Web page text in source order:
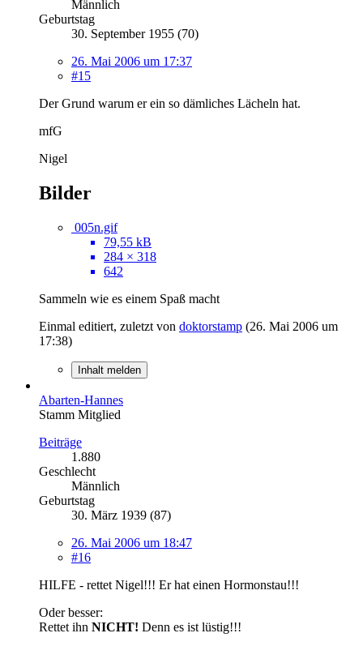
Männlich
Geburtstag
30. September 1955 (70)
26. Mai 2006 um 17:37
#15
Der Grund warum er ein so dämliches Lächeln hat.
mfG
Nigel
Bilder
005n.gif
79,55 kB
284 × 318
642
Sammeln wie es einem Spaß macht
Einmal editiert, zuletzt von doktorstamp (26. Mai 2006 um
17:38)
Inhalt melden
Abarten-Hannes
Stamm Mitglied
Beiträge
1.880
Geschlecht
Männlich
Geburtstag
30. März 1939 (87)
26. Mai 2006 um 18:47
#16
HILFE - rettet Nigel!!! Er hat einen Hormonstau!!!
Oder besser:
Rettet ihn NICHT! Denn es ist lüstig!!!